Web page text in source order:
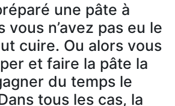
une pâte à
vous n’avez pas eu le
cuire. Ou alors vous
et faire la pâte la
du temps le
tous les cas, la